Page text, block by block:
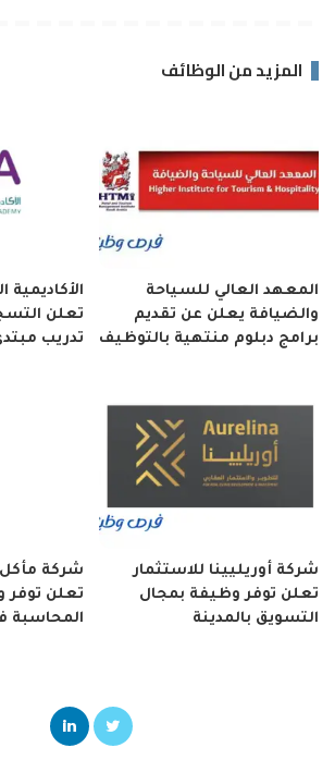
المزيد من الوظائف
المعهد العالي للسياحة
والضيافة يعلن عن تقديم
برامج دبلوم منتهية بالتوظيف
الأكاديمية
تعلن
تدريب
شركة أوريليينا للاستثمار
تعلن توفر وظيفة بمجال
التسويق بالمدينة
شركة مأكل
تعلن توفر
المحاسبة